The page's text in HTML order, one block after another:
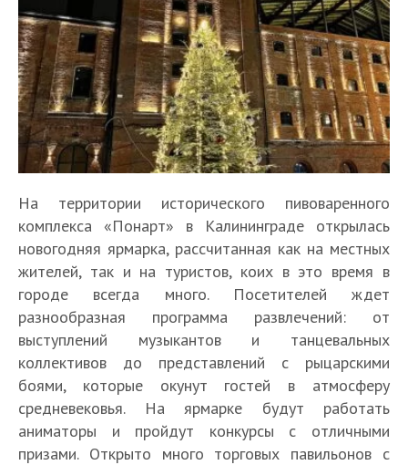
На территории исторического пивоваренного
комплекса «Понарт» в Калининграде открылась
новогодняя ярмарка, рассчитанная как на местных
жителей, так и на туристов, коих в это время в
городе всегда много. Посетителей ждет
разнообразная программа развлечений: от
выступлений музыкантов и танцевальных
коллективов до представлений с рыцарскими
боями, которые окунут гостей в атмосферу
средневековья. На ярмарке будут работать
аниматоры и пройдут конкурсы с отличными
призами. Открыто много торговых павильонов с